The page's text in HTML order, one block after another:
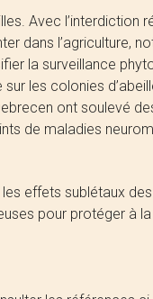
Avec l’interdiction
dans l’agriculture,
la surveillance
les colonies
ont soulevé
de maladies
effets sublétaux
pour protéger à